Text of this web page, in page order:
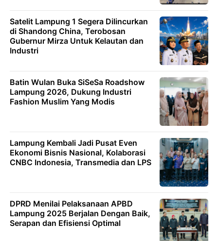
Satelit Lampung 1 Segera Dilincurkan
di Shandong China, Terobosan
Gubernur Mirza Untuk Kelautan dan
Industri
Batin Wulan Buka SiSeSa Roadshow
Lampung 2026, Dukung Industri
Fashion Muslim Yang Modis
Lampung Kembali Jadi Pusat Even
Ekonomi Bisnis Nasional, Kolaborasi
CNBC Indonesia, Transmedia dan LPS
DPRD Menilai Pelaksanaan APBD
Lampung 2025 Berjalan Dengan Baik,
Serapan dan Efisiensi Optimal